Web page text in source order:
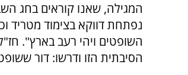
המגילה, שאנו קוראים בחג
נפתחת דווקא בצימוד מטריד
השופטים ויהי רעב בארץ".
הסיבתית הזו ודרשו: דור